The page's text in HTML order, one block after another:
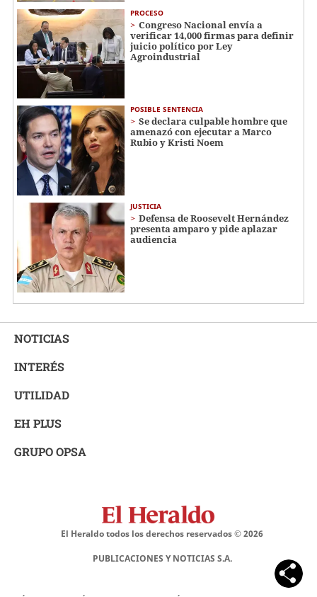
PROCESO
Congreso Nacional envía a
verificar 14,000 firmas para definir
juicio político por Ley
Agroindustrial
POSIBLE SENTENCIA
Se declara culpable hombre que
amenazó con ejecutar a Marco
Rubio y Kristi Noem
JUSTICIA
Defensa de Roosevelt Hernández
presenta amparo y pide aplazar
audiencia
NOTICIAS
INTERÉS
UTILIDAD
EH PLUS
GRUPO OPSA
El Heraldo todos los derechos reservados ©2026
PUBLICACIONES Y NOTICIAS S.A.